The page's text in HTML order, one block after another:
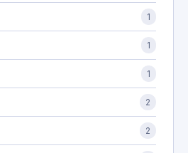
1
1
1
2
2